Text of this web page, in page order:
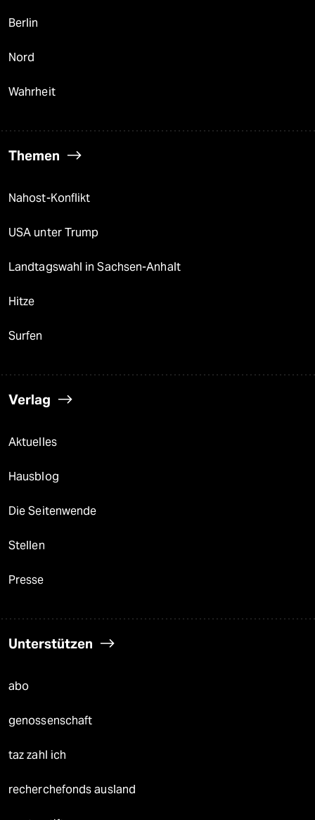
Berlin
Nord
Wahrheit
Themen
Nahost-Konflikt
USA unter Trump
Landtagswahl in Sachsen-Anhalt
Hitze
Surfen
Verlag
Aktuelles
Hausblog
Die Seitenwende
Stellen
Presse
Unterstützen
abo
genossenschaft
taz zahl ich
recherchefonds ausland